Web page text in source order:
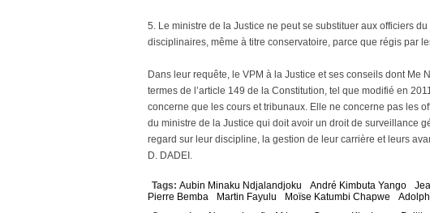
5. Le ministre de la Justice ne peut se substituer aux officiers
disciplinaires, même à titre conservatoire, parce que régis par
Dans leur requête, le VPM à la Justice et ses conseils dont Me
termes de l’article 149 de la Constitution, tel que modifié en
concerne que les cours et tribunaux. Elle ne concerne pas les
du ministre de la Justice qui doit avoir un droit de surveillance
regard sur leur discipline, la gestion de leur carrière et leurs
D. DADEI.
Tags: Aubin Minaku Ndjalandjoku André Kimbuta Yango
Pierre Bemba
Martin Fayulu Moïse Katumbi Chapwe